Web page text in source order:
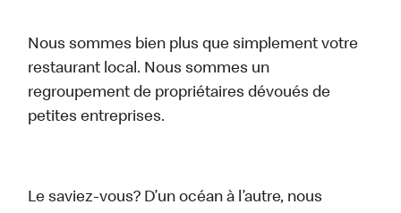
Nous sommes bien plus que simplement votre
restaurant local. Nous sommes un
regroupement de propriétaires dévoués de
petites entreprises.
Le saviez-vous? D’un océan à l’autre, nous